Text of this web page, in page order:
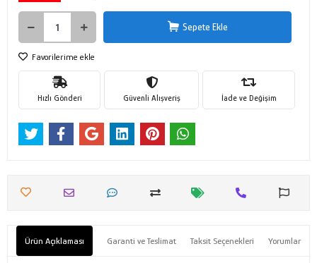
Sepete Ekle
Favorilerime ekle
Hızlı Gönderi Güvenli Alışveriş İade ve Değişim
Ürün Açıklaması Garanti ve Teslimat Taksit Seçenekleri Yorumlar